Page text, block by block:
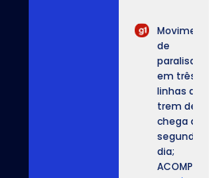
Movimento
de
paralisação
em três
linhas de
trem de SP
chega ao
segundo
dia;
ACOMPANHE.